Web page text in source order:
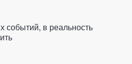
событий, в реальность